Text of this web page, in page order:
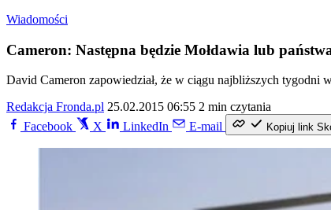
Wiadomości
Cameron: Następna będzie Mołdawia lub
David Cameron zapowiedział, że w ciągu najbliższych tygodni
Redakcja Fronda.pl 25.02.2015 06:55 2 min czytania
Facebook
X LinkedIn E-mail Kopiuj link